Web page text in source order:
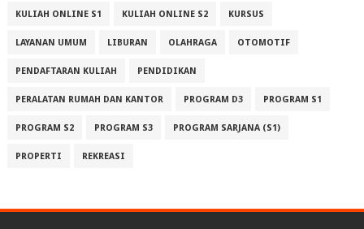
KULIAH ONLINE S1 KULIAH ONLINE S2 KURSUS
LAYANAN UMUM LIBURAN OLAHRAGA OTOMOTIF
PENDAFTARAN KULIAH PENDIDIKAN
PERALATAN RUMAH DAN KANTOR PROGRAM D3 PROGRAM S1
PROGRAM S2 PROGRAM S3 PROGRAM SARJANA (S1)
PROPERTI REKREASI